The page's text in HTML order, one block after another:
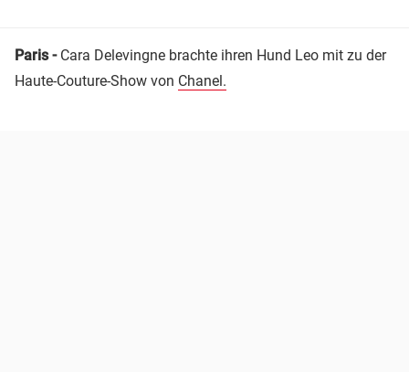
Paris -Cara Delevingne brachte ihren Hund Leo mit zu der
Haute-Couture-Show von Chanel.